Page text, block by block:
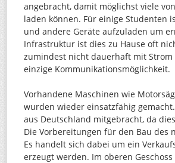
angebracht, damit möglichst viele
laden können. Für einige Studenten
und andere Geräte aufzuladen um
Infrastruktur ist dies zu Hause oft
zumindest nicht dauerhaft mit
einzige Kommunikationsmöglichkeit.
Vorhandene Maschinen wie
wurden wieder einsatzfähig
aus Deutschland mitgebracht, da
Die Vorbereitungen für den Bau des
Es handelt sich dabei um ein
erzeugt werden. Im oberen